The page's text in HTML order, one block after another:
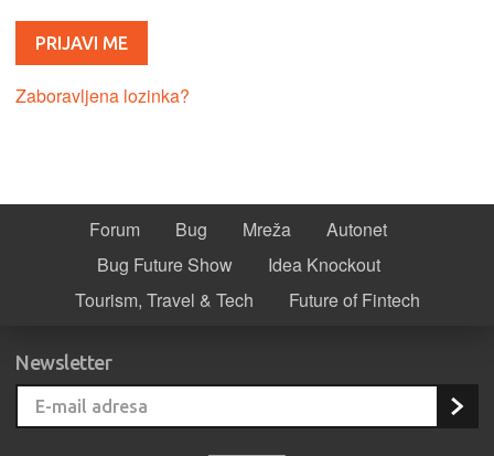
Zaboravljena lozinka?
Forum Bug Mreža
Autonet
Bug Future Show
Idea Knockout
Tourism, Travel & Tech
Future of Fintech
Newsletter